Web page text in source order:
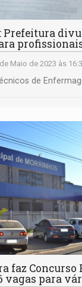
Prefeitura
Maio de 2023 às
de
faz Concurso
vagas para